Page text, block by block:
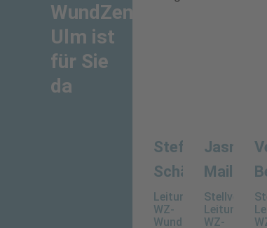
WundZentrum
Ulm ist
für Sie
da
Stefanie
Schädle
Leitung
WZ-
WundZentrum
Jasmin
Leitung
WZ-